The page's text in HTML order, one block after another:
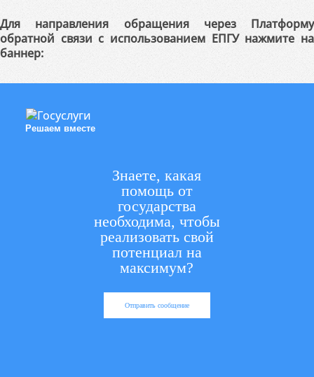
Для направления обращения через Платформу
обратной связи с использованием ЕПГУ нажмите на
баннер:
Решаем вместе
Знаете, какая
помощь от
государства
необходима, чтобы
реализовать свой
потенциал на
максимум?
Отправить сообщение